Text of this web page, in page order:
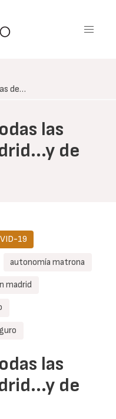
de…
las
de
las
de
19
autonomía matrona
madrid